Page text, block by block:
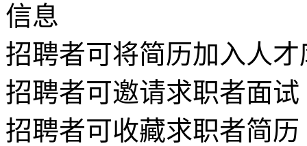
信息
招聘者可将简历加入人才
招聘者可邀请求职者面试
招聘者可收藏求职者简历